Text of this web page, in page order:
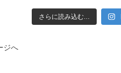
さらに読み込む...
ジへ